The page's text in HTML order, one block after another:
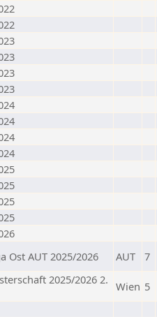
Ost AUT 2025/2026 AUT 7
2025/2026 2. Wien 5